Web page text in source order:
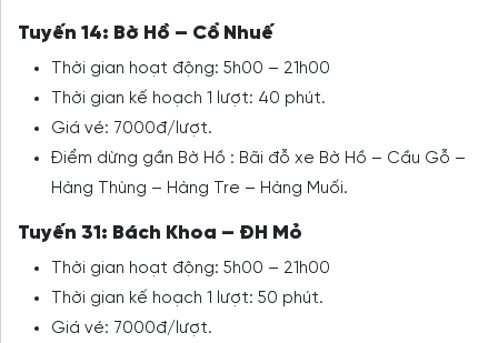
Tuyến 14: Bờ Hồ – Cổ Nhuế
Thời gian hoạt động: 5h00 – 21h00
Thời gian kế hoạch 1 lượt: 40 phút.
Giá vé: 7000đ/lượt.
Điểm dừng gần Bờ Hồ : Bãi đỗ xe Bờ Hồ – Cầu Gỗ –
Hàng Thùng – Hàng Tre – Hàng Muối.
Tuyến 31: Bách Khoa – ĐH Mỏ
Thời gian hoạt động: 5h00 – 21h00
Thời gian kế hoạch 1 lượt: 50 phút.
Giá vé: 7000đ/lượt.